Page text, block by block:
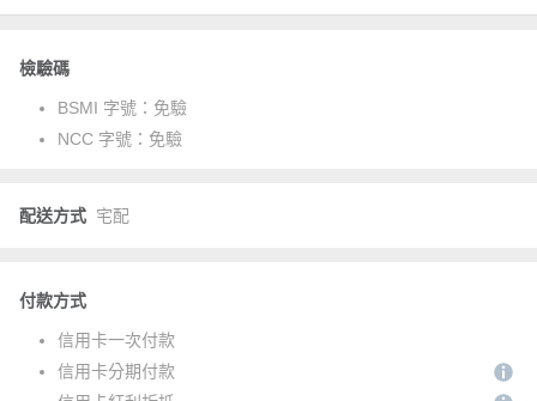
檢驗碼
BSMI 字號： 免驗
NCC 字號： 免驗
配送方式 宅配
付款方式
信用卡一次付款
信用卡分期付款